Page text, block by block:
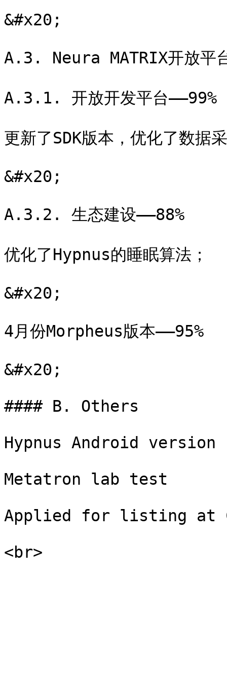
&#x20;
A.3. Neura MATRIX开放平
A.3.1. 开放开发平台——99%
更新了SDK版本，优化了数据
&#x20;
A.3.2. 生态建设——88%
优化了Hypnus的睡眠算法；
&#x20;
4月份Morpheus版本——95%
&#x20;
#### B. Others
Hypnus Android
Metatron lab test
Applied for listing at